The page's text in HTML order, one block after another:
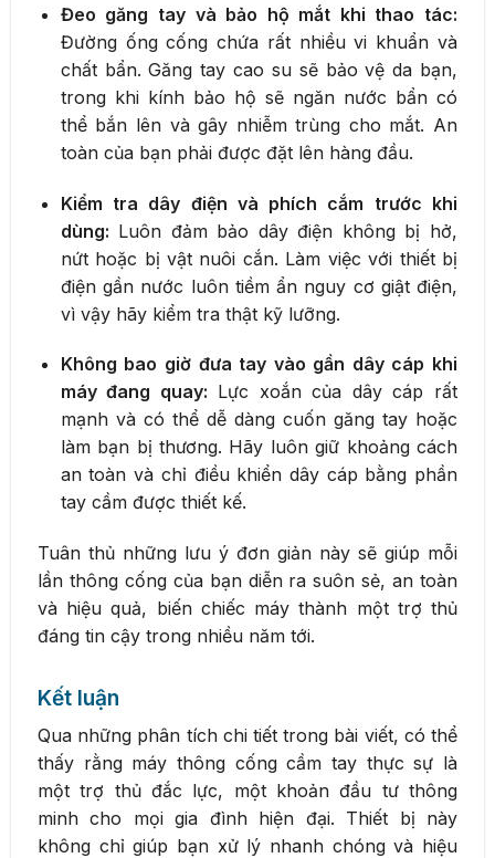
Đeo găng tay và bảo hộ mắt khi thao tác:
Đường ống cống chứa rất nhiều vi khuẩn và
chất bẩn. Găng tay cao su sẽ bảo vệ da bạn,
trong khi kính bảo hộ sẽ ngăn nước bẩn có
thể bắn lên và gây nhiễm trùng cho mắt. An
toàn của bạn phải được đặt lên hàng đầu.
Kiểm tra dây điện và phích cắm trước khi
dùng: Luôn đảm bảo dây điện không bị hở,
nứt hoặc bị vật nuôi cắn. Làm việc với thiết bị
điện gần nước luôn tiềm ẩn nguy cơ giật điện,
vì vậy hãy kiểm tra thật kỹ lưỡng.
Không bao giờ đưa tay vào gần dây cáp khi
máy đang quay: Lực xoắn của dây cáp rất
mạnh và có thể dễ dàng cuốn găng tay hoặc
làm bạn bị thương. Hãy luôn giữ khoảng cách
an toàn và chỉ điều khiển dây cáp bằng phần
tay cầm được thiết kế.
Tuân thủ những lưu ý đơn giản này sẽ giúp mỗi
lần thông cống của bạn diễn ra suôn sẻ, an toàn
và hiệu quả, biến chiếc máy thành một trợ thủ
đáng tin cậy trong nhiều năm tới.
Kết luận
Qua những phân tích chi tiết trong bài viết, có thể
thấy rằng máy thông cống cầm tay thực sự là
một trợ thủ đắc lực, một khoản đầu tư thông
minh cho mọi gia đình hiện đại. Thiết bị này
không chỉ giúp bạn xử lý nhanh chóng và hiệu